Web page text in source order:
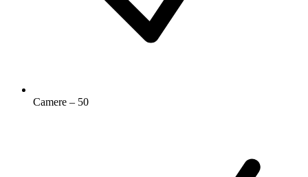
Camere – 50